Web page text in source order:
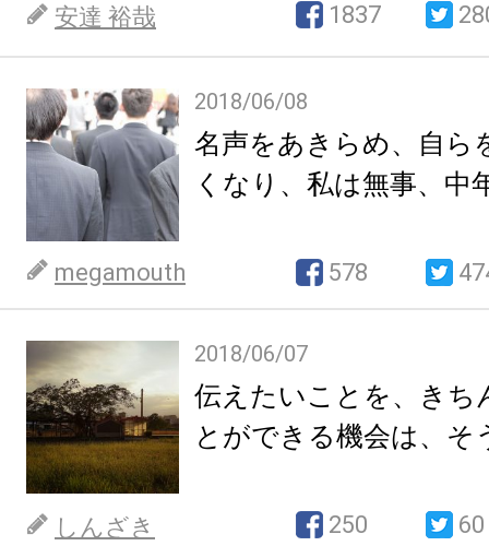
安達 裕哉 1837
2018/06/08
名声をあきらめ、自ら
くなり、私は無事、中
megamouth 578
2018/06/07
伝えたいことを、きち
とができる機会は、そ
しんざき 250 60